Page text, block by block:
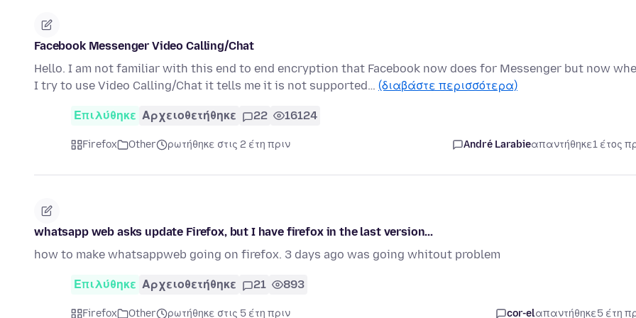
Facebook Messenger Video Calling/Chat
Hello. I am not familiar with this end to end encryption that Facebook now does for Messenger but now
I try to use Video Calling/Chat it tells me it is not supported… (διαβάστε περισσότερα)
Επιλύθηκε Αρχειοθετήθηκε 22 16124
Firefox Other ρωτήθηκε στις 2 έτη πριν André Larabieαπαντήθηκε1 έτος
whatsapp web asks update Firefox, but I have firefox in the last version...
how to make whatsappweb going on firefox. 3 days ago was going whitout problem
Επιλύθηκε Αρχειοθετήθηκε 21 893
Firefox Other ρωτήθηκε στις 5 έτη πριν cor-elαπαντήθηκε5 έτη